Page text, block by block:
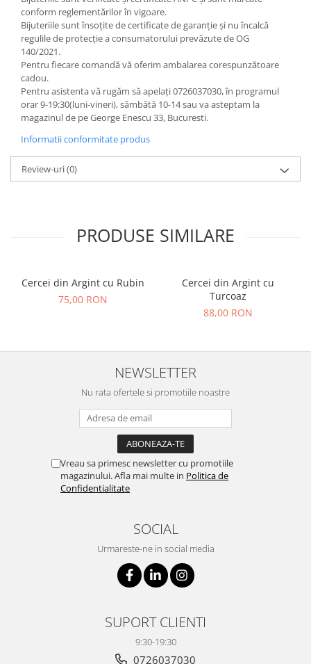
conform reglementărilor în vigoare.
Bijuteriile sunt însoţite de certificate de garanţie și nu încalcă
regulile de protecție a consumatorului prevăzute de OG
140/2021.
Pentru fiecare comandă vă oferim ambalarea corespunzătoare
cadou.
Pentru asistenta vă rugăm să apelați 0726037030, în programul
orar 9-19:30(luni-vineri), sâmbătă 10-14 sau va asteptam la
magazinul de pe George Enescu 33, Bucuresti.
Informatii conformitate produs
Review-uri(0)
PRODUSE SIMILARE
Cercei din Argint cu Rubin
75,00 RON
Cercei din Argint cu
Turcoaz
88,00 RON
NEWSLETTER
Nu rata ofertele si promotiile noastre
Vreau sa primesc newsletter cu promotiile
magazinului. Afla mai multe in Politica de
Confidentialitate
SOCIAL
Urmareste-ne in social media
SUPORT CLIENTI
9:30-19:30
0726037030